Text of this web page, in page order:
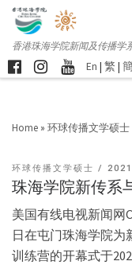
香港珠海学院新闻及传播学
En | 繁 | 簡
Home » 环球传播文学硕士
环球传播文学硕士 2021
珠海学院新传系
美国有线电视新闻网
日在屯门珠海学院为
训练营的开幕式于